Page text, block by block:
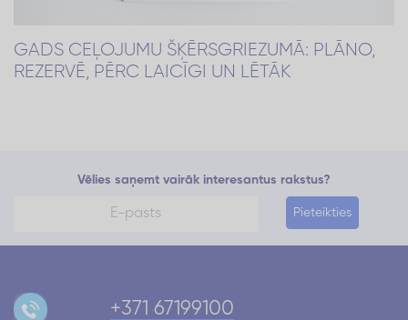
GADS CEĻOJUMU ŠĶĒRSGRIEZUMĀ: PLĀNO,
REZERVĒ, PĒRC LAICĪGI UN LĒTĀK
Vēlies saņemt vairāk interesantus rakstus?
Pieteikties
+371 67199100